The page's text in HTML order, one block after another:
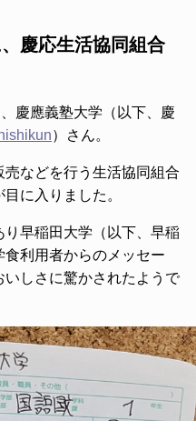
慶応生活協同組合
慶應義塾大学（以下、慶
）さん。
などを行う生活協同組合
に入りました。
早稲田大学（以下、早稲
利用者からのメッセー
しさに驚かされたようで